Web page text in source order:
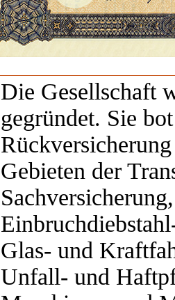
Die Gesellschaft
gegründet. Sie
Gebieten der
Glas- und
Unfall- und